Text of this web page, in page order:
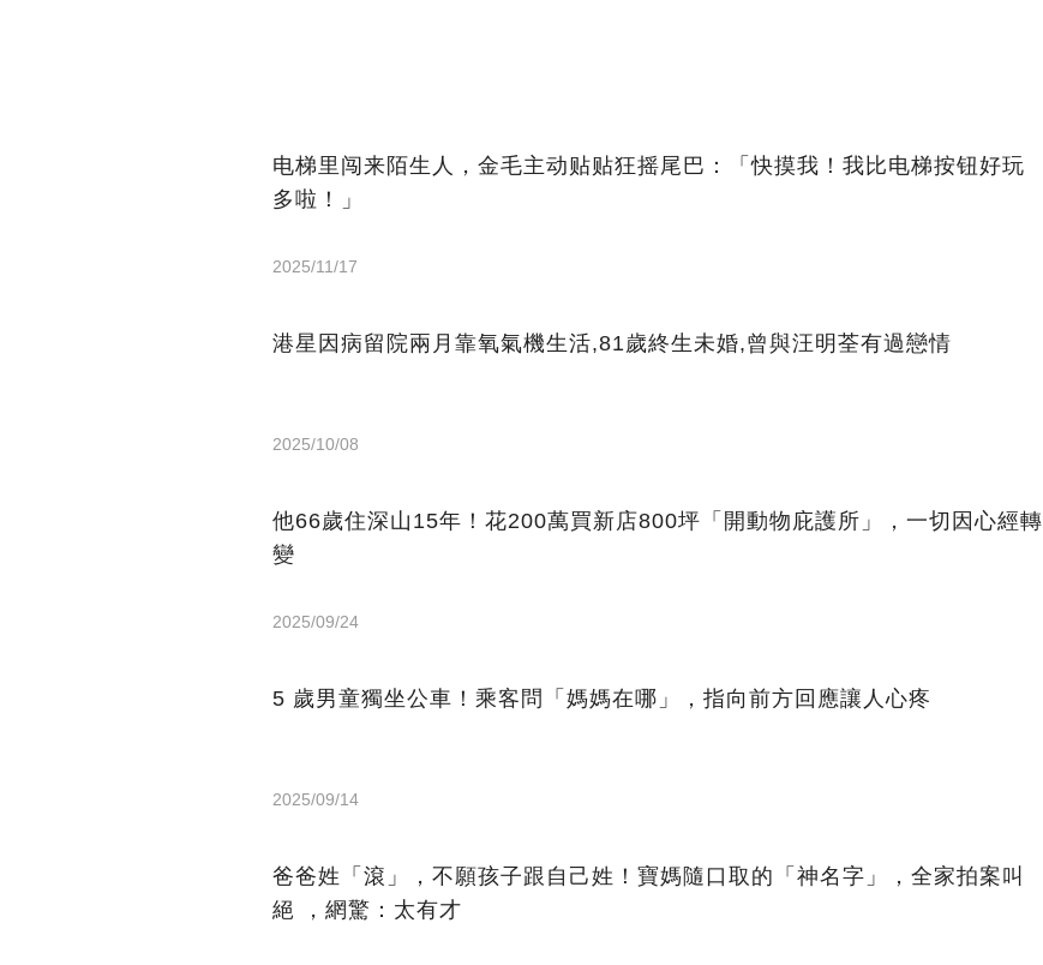
电梯里闯来陌生人，金毛主动贴贴狂摇尾巴：「快摸我！我比电梯按钮好玩
多啦！」
2025/11/17
港星因病留院兩月靠氧氣機生活,81歲終生未婚,曾與汪明荃有過戀情
2025/10/08
他66歲住深山15年！花200萬買新店800坪「開動物庇護所」，一切因心經轉
變
2025/09/24
5 歲男童獨坐公車！乘客問「媽媽在哪」，指向前方回應讓人心疼
2025/09/14
爸爸姓「滾」，不願孩子跟自己姓！寶媽隨口取的「神名字」，全家拍案叫
絕 ，網驚：太有才